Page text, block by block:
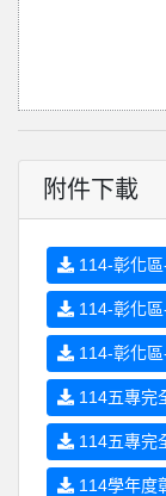
附件下載
114-彰化
114-彰化
114-彰化
114五專完
114五專完
114學年度